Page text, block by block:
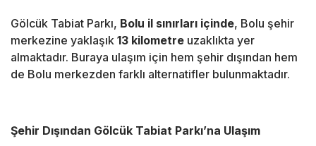
Gölcük Tabiat Parkı, Bolu il sınırları içinde, Bolu şehir
merkezine yaklaşık 13 kilometre uzaklıkta yer
almaktadır. Buraya ulaşım için hem şehir dışından hem
de Bolu merkezden farklı alternatifler bulunmaktadır.
Şehir Dışından Gölcük Tabiat Parkı’na Ulaşım